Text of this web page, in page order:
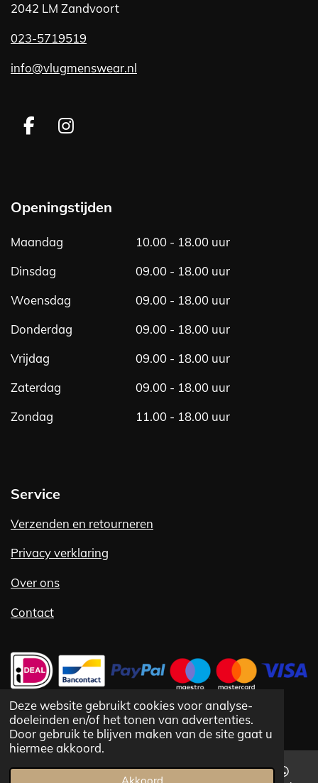
Deze website gebruikt cookies voor analyse-
doeleinden en/of het tonen van advertenties.
Door gebruik te blijven maken van de site gaat u
hiermee akkoord.
Akkoord
2042 LM Zandvoort
023-5719519
info@vlugmenswear.nl
F
b
o
o
k
I
a
g
Openingstijden
Maandag
10.00 - 18.00 uur
Dinsdag
09.00 - 18.00 uur
Woensdag
09.00 - 18.00 uur
Donderdag
09.00 - 18.00 uur
Vrijdag
09.00 - 18.00 uur
Zaterdag
09.00 - 18.00 uur
Zondag
11.00 - 18.00 uur
Service
Verzenden en retourneren
Privacy verklaring
Over ons
Contact
©1992 -2025 Vlug Fashion VOF